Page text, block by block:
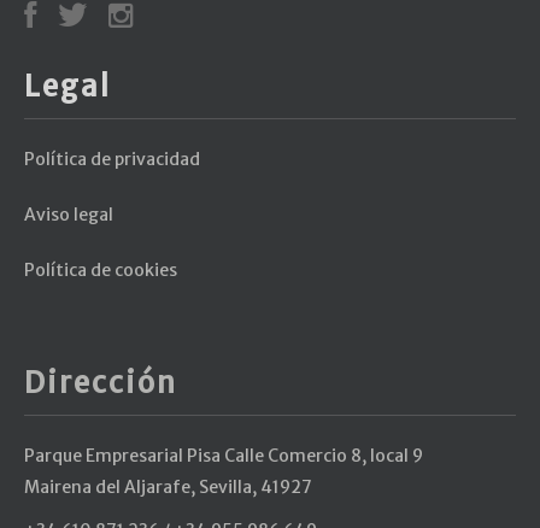
Legal
Política de privacidad
Aviso legal
Política de cookies
Dirección
Parque Empresarial Pisa Calle Comercio 8, local 9
Mairena del Aljarafe, Sevilla, 41927